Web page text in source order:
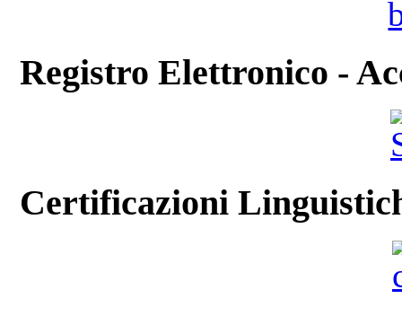
Registro Elettronico -
Certificazioni